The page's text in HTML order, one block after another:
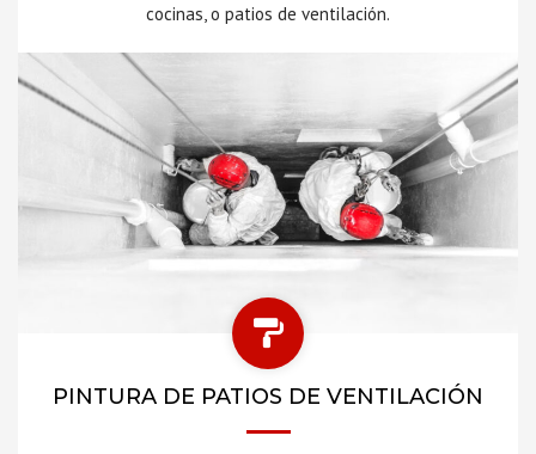
cocinas, o patios de ventilación.
PINTURA DE PATIOS DE VENTILACIÓN